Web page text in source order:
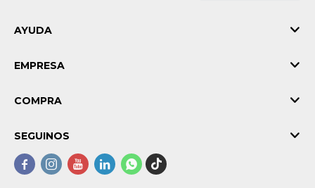
AYUDA
EMPRESA
COMPRA
SEGUINOS
    